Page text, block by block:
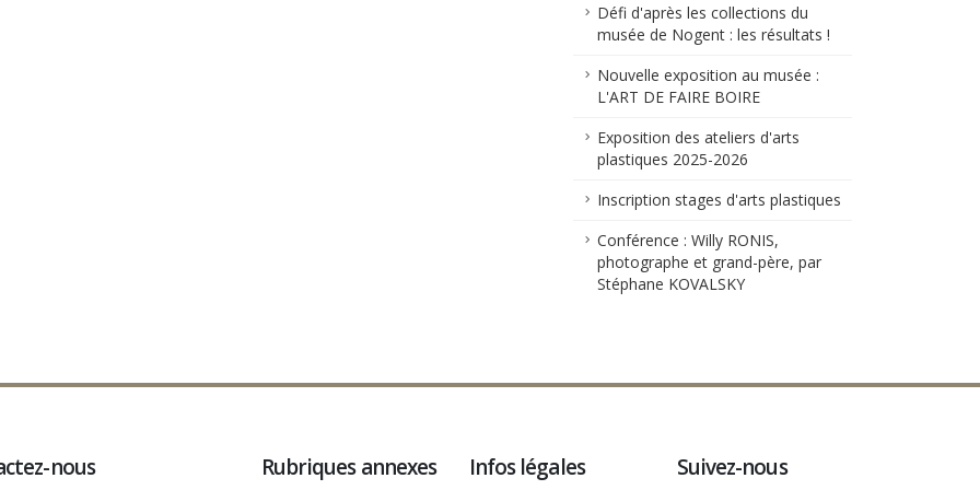
Défi d'après les collections du
musée de Nogent : les résultats !
Nouvelle exposition au musée :
L'ART DE FAIRE BOIRE
Exposition des ateliers d'arts
plastiques 2025-2026
Inscription stages d'arts plastiques
Conférence : Willy RONIS,
photographe et grand-père, par
Stéphane KOVALSKY
nous Rubriques annexes Infos légales Suivez-nous